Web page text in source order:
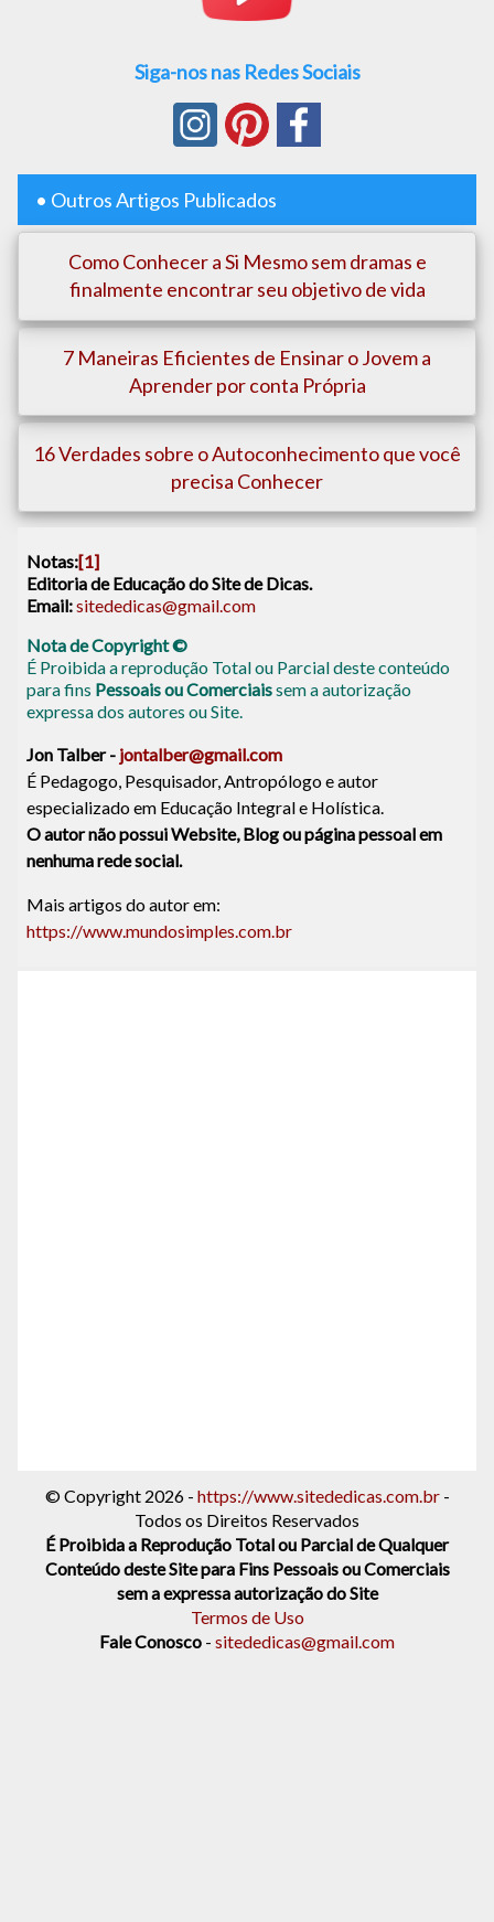
Siga-nos nas Redes Sociais
• Outros Artigos Publicados
Como Conhecer a Si Mesmo sem dramas e
finalmente encontrar seu objetivo de vida
7 Maneiras Eficientes de Ensinar o Jovem a
Aprender por conta Própria
16 Verdades sobre o Autoconhecimento que você
precisa Conhecer
Notas:[1]
Editoria de Educação do Site de Dicas.
Email:sitededicas@gmail.com
Nota de Copyright ©
É Proibida a reprodução Total ou Parcial deste conteúdo
para fins Pessoais ou Comerciaissem a autorização
expressa dos autores ou Site.
Jon Talber - jontalber@gmail.com
É Pedagogo, Pesquisador, Antropólogo e autor
especializado em Educação Integral e Holística.
O autor não possui Website, Blog ou página pessoal em
nenhuma rede social.
Mais artigos do autor em:
https://www.mundosimples.com.br
© Copyright 2026 - https://www.sitededicas.com.br-
Todos os Direitos Reservados
É Proibida a Reprodução Total ou Parcial de Qualquer
Conteúdo deste Site para Fins Pessoais ou Comerciais
sem a expressa autorização do Site
Termos de Uso
Fale Conosco - sitededicas@gmail.com